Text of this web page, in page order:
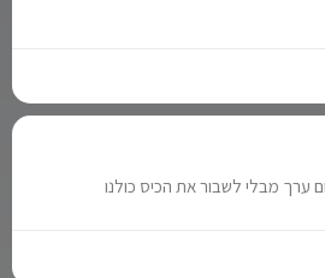
ערך מבלי לשבור את הכיס כולנו